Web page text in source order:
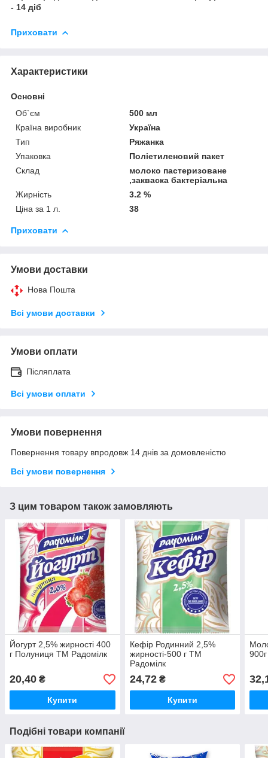
- 14 діб
Приховати
Характеристики
Основні
Об`єм
500 мл
Країна виробник
Україна
Тип
Ряжанка
Упаковка
Поліетиленовий пакет
Склад
молоко пастеризоване
,закваска бактеріальна
Жирність
3.2 %
Ціна за 1 л.
38
Приховати
Умови доставки
Нова Пошта
Всі умови доставки
Умови оплати
Післяплата
Всі умови оплати
Умови повернення
Повернення товару впродовж 14 днів за домовленістю
Всі умови повернення
З цим товаром також замовляють
Йогурт 2,5% жирності 400
г Полуниця ТМ Радомілк
20,40 ₴
Купити
Кефір Родинний 2,5%
жирності-500 г ТМ
Радомілк
24,72₴
Купити
Подібні товари компанії